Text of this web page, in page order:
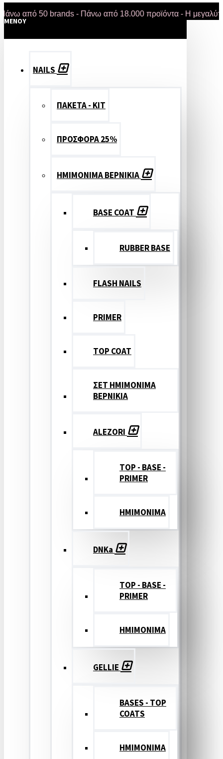
50 brands - Πάνω από 18.000 προϊόντα - Η μεγαλύτερη
MENOY
NAILS
ΠΑΚΕΤΑ - ΚΙΤ
ΠΡΟΣΦΟΡΑ 25%
ΗΜΙΜΟΝΙΜΑ ΒΕΡΝΙΚΙΑ
BASE COAT
RUBBER BASE
FLASH NAILS
PRIMER
TOP COAT
ΣΕΤ ΗΜΙΜΟΝΙΜΑ
ΒΕΡΝΙΚΙΑ
ALEZORI
TOP - BASE -
PRIMER
ΗΜΙΜΟΝΙΜΑ
DNKa
TOP - BASE -
PRIMER
ΗΜΙΜΟΝΙΜΑ
GELLIE
BASES - TOP
COATS
ΗΜΙΜΟΝΙΜΑ